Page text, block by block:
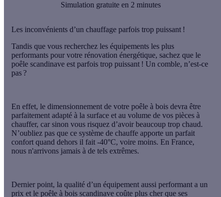
Simulation gratuite en 2 minutes
Les inconvénients d’un chauffage parfois trop puissant !
Tandis que vous recherchez les équipements les plus
performants pour votre rénovation énergétique, sachez que le
poêle scandinave est parfois trop puissant ! Un comble, n’est-ce
pas ?
En effet, le dimensionnement de votre poêle à bois devra être
parfaitement adapté à la surface et au volume de vos pièces à
chauffer, car sinon vous risquez d’avoir beaucoup trop chaud.
N’oubliez pas que ce système de chauffe apporte un parfait
confort quand dehors il fait -40°C, voire moins. En France,
nous n'arrivons jamais à de tels extrêmes.
Dernier point, la qualité d’un équipement aussi performant a un
prix et le poêle à bois scandinave coûte plus cher que ses